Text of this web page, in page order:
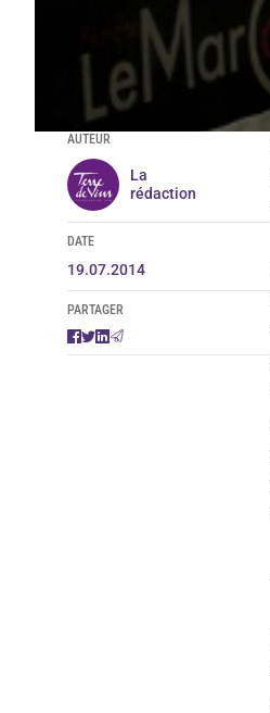
AUTEUR
La
rédaction
DATE
19.07.2014
PARTAGER